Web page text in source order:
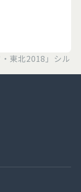
・東北2018」シル
式会社トゥモロー